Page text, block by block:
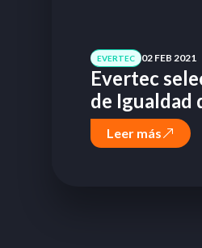
EVERTEC 02 FEB 2021
Evertec
de Igualdad
Leer más